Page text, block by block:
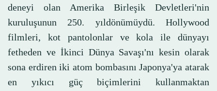
deneyi olan Amerika Birleşik Devletleri'nin
kuruluşunun 250. yıldönümüydü. Hollywood
filmleri, kot pantolonlar ve kola ile dünyayı
fetheden ve İkinci Dünya Savaşı'nı kesin olarak
sona erdiren iki atom bombasını Japonya'ya atarak
en yıkıcı güç biçimlerini kullanmaktan